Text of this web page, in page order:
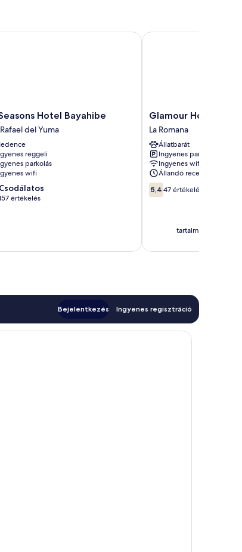
Hotel Bayahibe
del Yuma
reggeli
parkolás
wifi
Csodálatos
értékelés
Hotel Bayahibe
Glamour
Hotel
La
Romana
Glamour Hotel
La Romana
Állatbarát
Ingyenes parkolás
Ingyenes wifi
Állandó recepció
5.4
ennyiből:
értékelés
5,4 47 értékelés
tartalmazza az
Glamour Hotel
Bejelentkezés Ingyenes regisztráció